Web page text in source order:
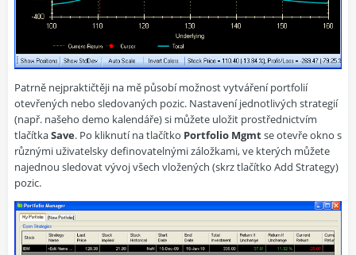
Patrně nejpraktičtěji na mě působí možnost vytváření portfolií
otevřených nebo sledovaných pozic. Nastavení jednotlivých strategií
(např. našeho demo kalendáře) si můžete uložit prostřednictvím
tlačítkaSave. Po kliknutí na tlačítko Portfolio Mgmtse otevře okno s
různými uživatelsky definovatelnými záložkami, ve kterých můžete
najednou sledovat vývoj všech vložených (skrz tlačítko Add Strategy)
pozic.